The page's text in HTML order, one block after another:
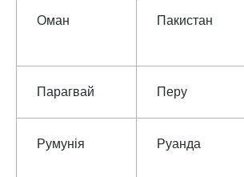
Оман Пакистан
Парагвай Перу
Румунія Руанда